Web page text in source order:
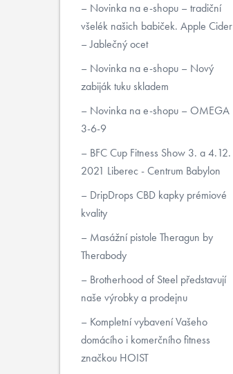
Novinka na e-shopu – tradiční
všelék našich babiček. Apple Cider
– Jablečný ocet
Novinka na e-shopu – Nový
zabiják tuku skladem
Novinka na e-shopu – OMEGA
3-6-9
BFC Cup Fitness Show 3. a 4.12.
2021 Liberec - Centrum Babylon
DripDrops CBD kapky prémiové
kvality
Masážní pistole Theragun by
Therabody
Brotherhood of Steel představují
naše výrobky a prodejnu
Kompletní vybavení Vašeho
domácího i komerčního fitness
značkou HOIST